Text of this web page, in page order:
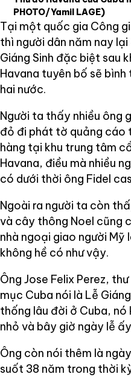
PHOTO/Yamil LAGE)
Tại một quốc gia Công
thì người dân năm nay
Giáng Sinh đặc biệt sau
Havana tuyên bố sẽ bình
hai nước.
Người ta thấy nhiều ông
đỏ đi phát tờ quảng cáo
hàng tại khu trung tâm
Havana, điều mà nhiều
có dưới thời ông Fidel
Ngoài ra người ta còn
và cây thông Noel cũng
nhà ngoại giao người
không hề có như vậy.
Ông Jose Felix Perez,
mục Cuba nói là Lễ
thống lâu đời ở Cuba, nó
nhỏ và bây giờ ngày lễ
Ông còn nói thêm là
suốt 38 năm trong thời